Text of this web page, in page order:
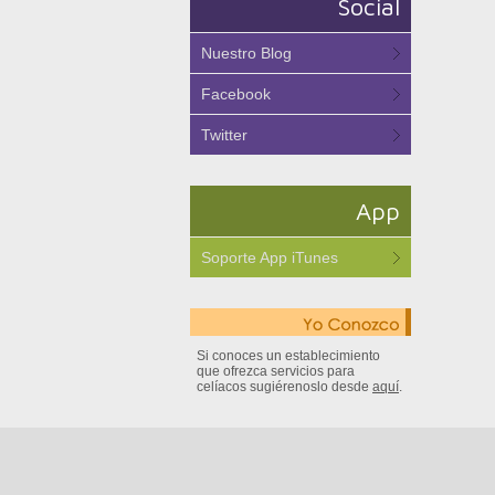
Social
Nuestro Blog
Facebook
Twitter
App
Soporte App iTunes
Si conoces un establecimiento
que ofrezca servicios para
celíacos sugiérenoslo desde aquí.